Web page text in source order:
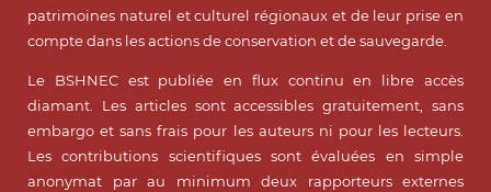
patrimoines naturel et culturel régionaux et de leur prise en
compte dans les actions de conservation et de sauvegarde.
Le BSHNEC est publiée en flux continu en libre accès
diamant. Les articles sont accessibles gratuitement, sans
embargo et sans frais pour les auteurs ni pour les lecteurs.
Les contributions scientifiques sont évaluées en simple
anonymat par au minimum deux rapporteurs externes